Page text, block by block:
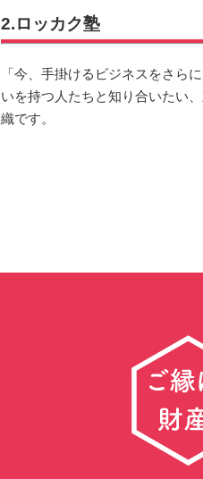
2.ロッカク塾
「今、手掛けるビジネスをさら
いを持つ人たちと知り合いたい
織です。